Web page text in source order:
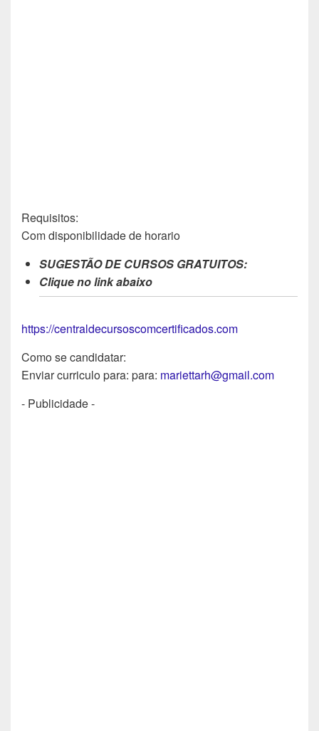
Requisitos:
Com disponibilidade de horario
SUGESTÃO DE CURSOS GRATUITOS:
Clique no link abaixo
https://centraldecursoscomcertificados.com
Como se candidatar:
Enviar curriculo para: para: mariettarh@gmail.com
- Publicidade -